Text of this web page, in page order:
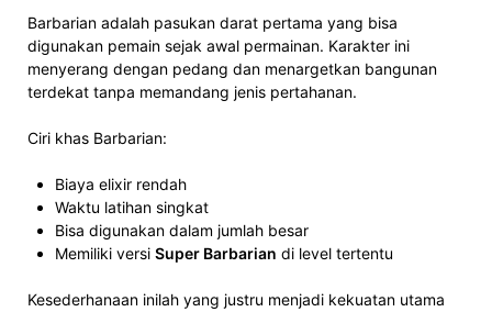
Barbarian adalah pasukan darat pertama yang bisa
digunakan pemain sejak awal permainan. Karakter ini
menyerang dengan pedang dan menargetkan bangunan
terdekat tanpa memandang jenis pertahanan.
Ciri khas Barbarian:
Biaya elixir rendah
Waktu latihan singkat
Bisa digunakan dalam jumlah besar
Memiliki versi Super Barbarian di level tertentu
Kesederhanaan inilah yang justru menjadi kekuatan utama